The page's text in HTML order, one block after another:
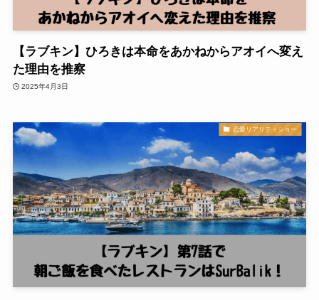
【ラブキン】ひろきは本命をあかねからアオイへ変え
た理由を推察
2025年4月3日
恋愛リアリティショー